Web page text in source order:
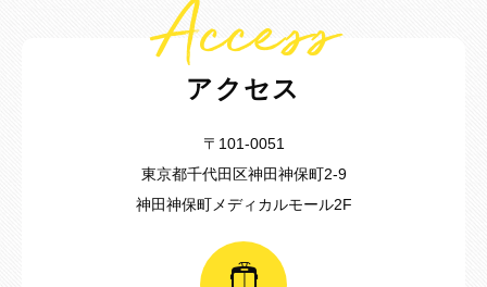
Access
アクセス
〒101-0051
東京都千代田区神田神保町2-9
神田神保町メディカルモール2F